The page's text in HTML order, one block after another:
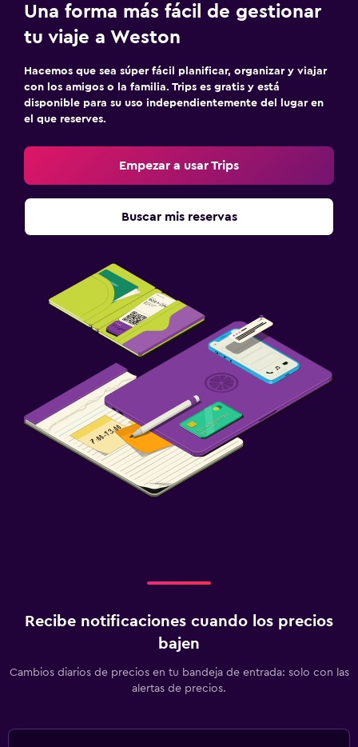
Una forma más fácil de gestionar
tu viaje a Weston
Hacemos que sea súper fácil planificar, organizar y viajar
con los amigos o la familia. Trips es gratis y está
disponible para su uso independientemente del lugar en
el que reserves.
Empezar a usar Trips
Buscar mis reservas
Recibe notificaciones cuando los precios
bajen
Cambios diarios de precios en tu bandeja de entrada: solo con las
alertas de precios.